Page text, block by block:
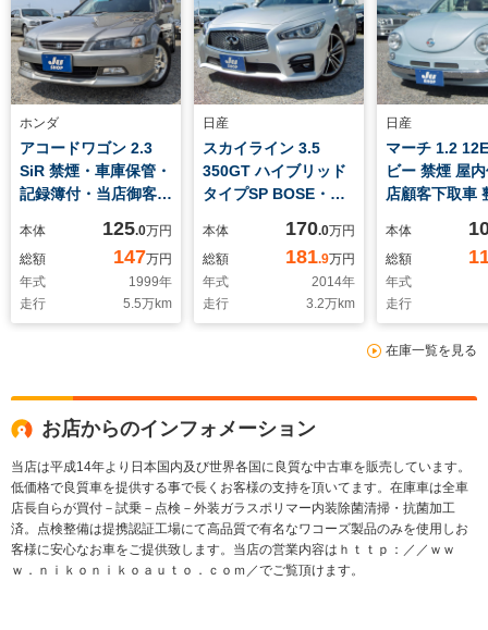
ホンダ
アコードワゴン 2.3
SiR 禁煙・車庫保管・
記録簿付・当店御客様
本体 125.0万円
総額
147万円
年式
1999年
走行
5.5万km
日産
スカイライン 3.5
350GT ハイブリッド
タイプSP BOSE・禁
全記録簿・1年距離無
制限保証付・2オーナ
下取車両
本体 170.0万円
総額
181.9万円
年式
2014年
走行
3.2万km
日産
マーチ 1.2
ビー 禁煙 屋
店顧客下取車
本体
総額
年式
走行
在庫一覧を見る
お店からのインフォメーション
当店は平成14年より日本国内及び世界各国に良質な中古車を販売しています。
低価格で良質車を提供する事で長くお客様の支持を頂いてます。在庫車は全車
店長自らが買付－試乗－点検－外装ガラスポリマー内装除菌清掃・抗菌加工
済。点検整備は提携認証工場にて高品質で有名なワコーズ製品のみを使用しお
客様に安心なお車をご提供致します。当店の営業内容はｈｔｔｐ：／／ｗｗ
ｗ．ｎｉｋｏｎｉｋｏａｕｔｏ．ｃｏｍ／でご覧頂けます。